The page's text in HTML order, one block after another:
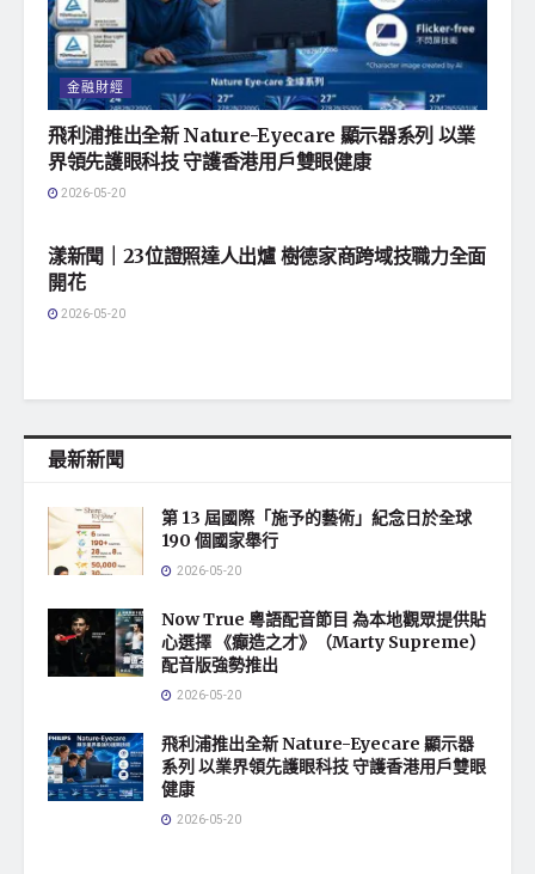
金融財經
飛利浦推出全新 Nature-Eyecare 顯示器系列 以業
界領先護眼科技 守護香港用戶雙眼健康
2026-05-20
漾新聞｜23位證照達人出爐 樹德家商跨域技職力全面
開花
2026-05-20
最新新聞
第 13 屆國際「施予的藝術」紀念日於全球
190 個國家舉行
2026-05-20
Now True 粵語配音節目 為本地觀眾提供貼
心選擇 《癲造之才》（Marty Supreme）
配音版強勢推出
2026-05-20
飛利浦推出全新 Nature-Eyecare 顯示器
系列 以業界領先護眼科技 守護香港用戶雙眼
健康
2026-05-20